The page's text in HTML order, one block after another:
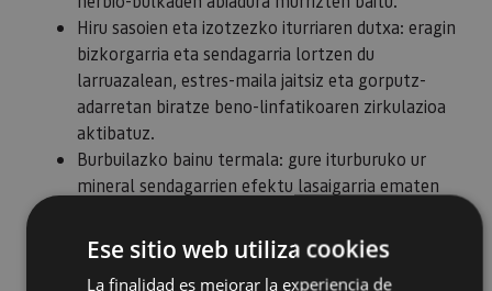
Hiru sasoien eta izotzezko iturriaren dutxa: eragin
bizkorgarria eta sendagarria lortzen du
larruazalean, estres-maila jaitsiz eta gorputz-
adarretan biratze beno-linfatikoaren zirkulazioa
aktibatuz.
Burbuilazko bainu termala: gure iturburuko ur
mineral sendagarrien efektu lasaigarria ematen
immunitarioa estimulatzen du.
Egonean egoteko saioa, berotutako harrizko
Ese sitio web utiliza cookies
La finalidad es mejorar la experiencia de